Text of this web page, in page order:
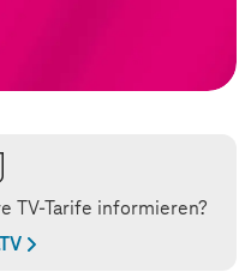
TV-Tarife informieren?